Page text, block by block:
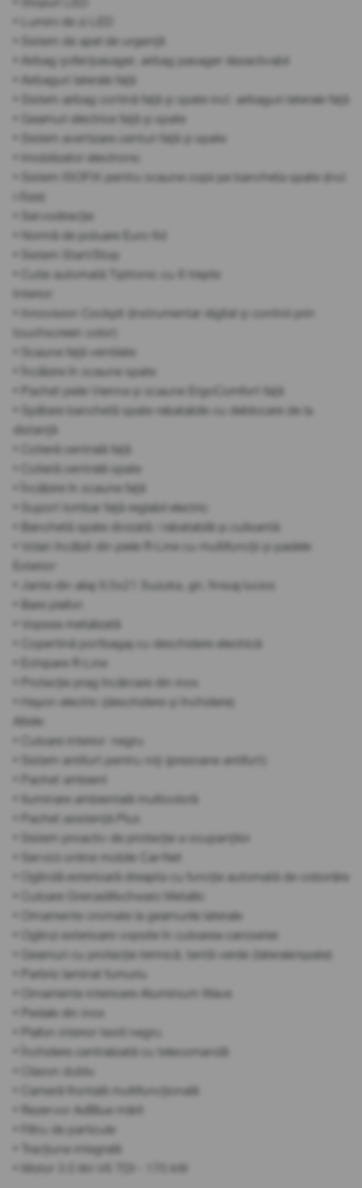
• Lumini de zi LED
• Sistem de apel de urgență
• Airbag șofer/pasager, airbag pasager dezactivabil
• Airbaguri laterale față
• Sistem airbag cortină față și spate incl. airbaguri laterale față
• Geamuri electrice față și spate
• Sistem avertizare centuri față și spate
• Imobilizator electronic
• Sistem ISOFIX pentru scaune copii pe bancheta spate (incl.
i-Size)
• Servodirecție
• Normă de poluare Euro 6d
• Sistem Start/Stop
• Cutie automată Tiptronic cu 8 trepte
Interior:
• Innovision Cockpit (instrumentar digital și control prin
touchscreen color)
• Scaune față ventilate
• Încălzire în scaune spate
• Pachet piele Vienna și scaune ErgoComfort față
• Spătare banchetă spate rabatabile cu deblocare de la
distanță
• Cotieră centrală față
• Cotieră centrală spate
• Încălzire în scaune față
• Suport lombar față reglabil electric
• Banchetă spate divizată / rabatabilă și culisantă
• Volan încălzit din piele R-Line cu multifuncții și padele
Exterior:
• Jante din aliaj 9,5x21 Suzuka, gri, finisaj lucios
• Bare plafon
• Vopsea metalizată
• Copertină portbagaj cu deschidere electrică
• Echipare R-Line
• Protecție prag încărcare din inox
• Hayon electric (deschidere și închidere)
Altele:
• Culoare interior: negru
• Sistem antifurt pentru roți (prezoane antifurt)
• Pachet ambient
• Iluminare ambientală multicoloră
• Pachet asistență Plus
• Sistem proactiv de protecție a ocupanților
• Servicii online mobile Car-Net
• Oglindă exterioară dreapta cu funcție automată de coborâre
• Culoare Grenadillschwarz Metallic
• Ornamente cromate la geamurile laterale
• Oglinzi exterioare vopsite în culoarea caroseriei
• Geamuri cu protecție termică, tentă verde (laterale/spate)
• Parbriz laminat fumuriu
• Ornamente interioare Aluminium Wave
• Pedale din inox
• Plafon interior textil negru
• Închidere centralizată cu telecomandă
• Claxon dublu
• Cameră frontală multifuncțională
• Rezervor AdBlue mărit
• Filtru de particule
• Tracțiune integrală
• Motor 3.0 litri V6 TDI - 170 kW